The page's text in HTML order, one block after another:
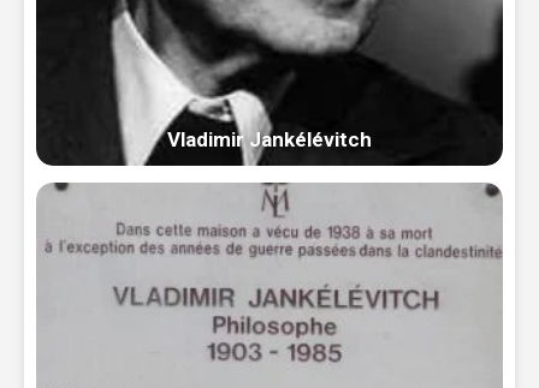
Vladimir Jankélévitch